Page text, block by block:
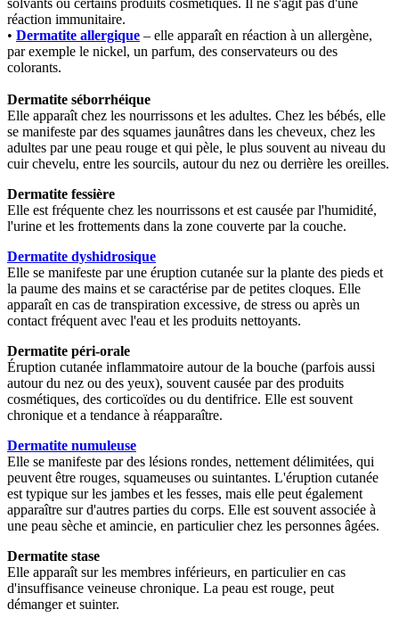
solvants ou certains produits cosmétiques. Il ne s'agit pas d'une
réaction immunitaire.
• Dermatite allergique – elle apparaît en réaction à un allergène,
par exemple le nickel, un parfum, des conservateurs ou des
colorants.
Dermatite séborrhéique
Elle apparaît chez les nourrissons et les adultes. Chez les bébés, elle
se manifeste par des squames jaunâtres dans les cheveux, chez les
adultes par une peau rouge et qui pèle, le plus souvent au niveau du
cuir chevelu, entre les sourcils, autour du nez ou derrière les oreilles.
Dermatite fessière
Elle est fréquente chez les nourrissons et est causée par l'humidité,
l'urine et les frottements dans la zone couverte par la couche.
Dermatite dyshidrosique
Elle se manifeste par une éruption cutanée sur la plante des pieds et
la paume des mains et se caractérise par de petites cloques. Elle
apparaît en cas de transpiration excessive, de stress ou après un
contact fréquent avec l'eau et les produits nettoyants.
Dermatite péri-orale
Éruption cutanée inflammatoire autour de la bouche (parfois aussi
autour du nez ou des yeux), souvent causée par des produits
cosmétiques, des corticoïdes ou du dentifrice. Elle est souvent
chronique et a tendance à réapparaître.
Dermatite numuleuse
Elle se manifeste par des lésions rondes, nettement délimitées, qui
peuvent être rouges, squameuses ou suintantes. L'éruption cutanée
est typique sur les jambes et les fesses, mais elle peut également
apparaître sur d'autres parties du corps. Elle est souvent associée à
une peau sèche et amincie, en particulier chez les personnes âgées.
Dermatite stase
Elle apparaît sur les membres inférieurs, en particulier en cas
d'insuffisance veineuse chronique. La peau est rouge, peut
démanger et suinter.